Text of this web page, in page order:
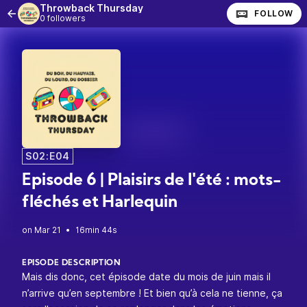
Throwback Thursday
0 followers FOLLOW
S02:E04
Episode 6 | Plaisirs de l'été : mots-
fléchés et Harlequin
• 16min 44s
EPISODE DESCRIPTION
Mais dis donc, cet épisode date du mois de juin mais il
n’arrive qu’en septembre ! Et bien qu’à cela ne tienne, ça